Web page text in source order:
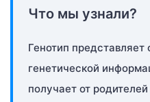
Что мы узнали?
Генотип представляет
генетической
получает от